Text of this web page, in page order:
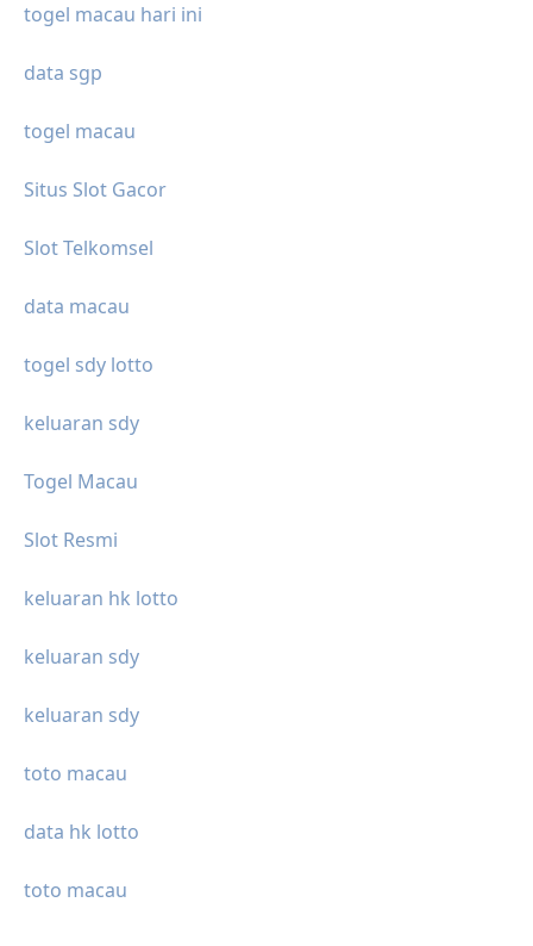
togel macau hari ini
data sgp
togel macau
Situs Slot Gacor
Slot Telkomsel
data macau
togel sdy lotto
keluaran sdy
Togel Macau
Slot Resmi
keluaran hk lotto
keluaran sdy
keluaran sdy
toto macau
data hk lotto
toto macau